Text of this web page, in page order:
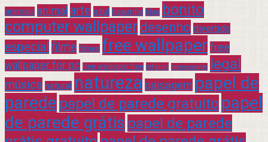
animais animal arte azul beautiful blue bonito
computer wallpaper desenho divertido
especial filme filmes free wallpaper free
wallpaper for pc free wallpaper free infantil interessante legal
música natural natureza paisagem papel de
parede papel de parede gratuito papel
de parede grátis papel de parede